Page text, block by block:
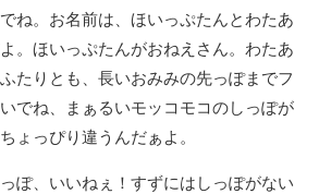
ね。お名前は、ほいっぷたんとわたあ
。ほいっぷたんがおねえさん。わたあ
たりとも、長いおみみの先っぽまでフ
でね、まぁるいモッコモコのしっぽが
ょっぴり違うんだぁよ。
ぽ、いいねぇ！すずにはしっぽがない